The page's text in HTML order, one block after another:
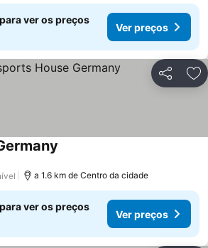
ver os preços
Ver preços
Partilhar
a 1.6 km de Centro da cidade
ver os preços
Ver preços